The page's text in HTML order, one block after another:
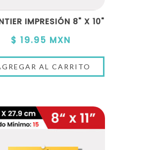
IMPRESIÓN 8" X 10"
$ 19.95 MXN